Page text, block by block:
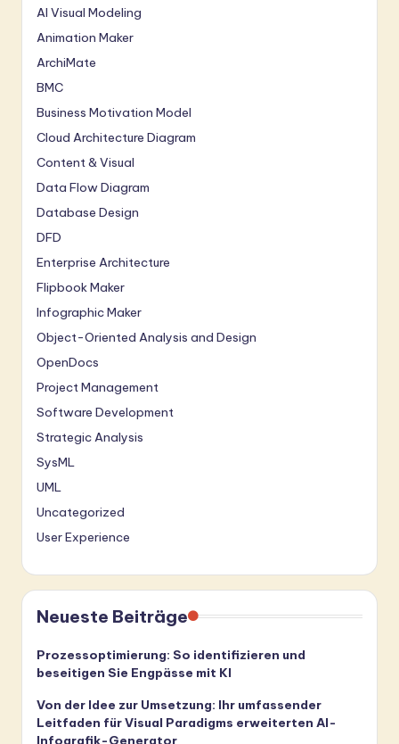
AI Visual Modeling
Animation Maker
ArchiMate
BMC
Business Motivation Model
Cloud Architecture Diagram
Content & Visual
Data Flow Diagram
Database Design
DFD
Enterprise Architecture
Flipbook Maker
Infographic Maker
Object-Oriented Analysis and Design
OpenDocs
Project Management
Software Development
Strategic Analysis
SysML
UML
Uncategorized
User Experience
Neueste Beiträge
Prozessoptimierung: So identifizieren und
beseitigen Sie Engpässe mit KI
Von der Idee zur Umsetzung: Ihr umfassender
Leitfaden für Visual Paradigms erweiterten AI-
Infografik-Generator